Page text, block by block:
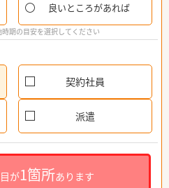
良いところがあれば
期の目安を選択してください
契約社員
派遣
が1箇所あります